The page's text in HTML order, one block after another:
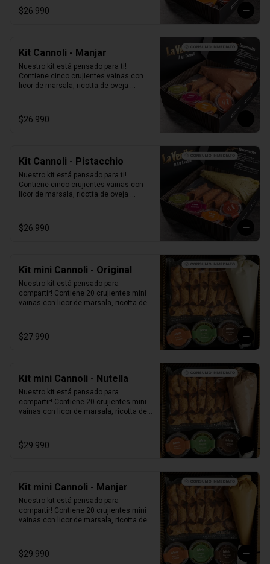
confitada, marrasquino, pistacho y una
exquisita crema de pistacho.
$26.990
Kit Cannoli - Manjar
Nuestro kit está pensado para ti!
Contiene cinco crujientes vainas con
licor de marsala, ricotta de oveja
confitada, marrasquino, pistacho y una
exquisita crema de pistacho.
$26.990
Kit Cannoli - Pistacchio
Nuestro kit está pensado para ti!
Contiene cinco crujientes vainas con
licor de marsala, ricotta de oveja
pistacho, piel de naranja confitada,
marrasquino, pistacho y una exquisita
$26.990
Kit mini Cannoli - Original
Nuestro kit está pensado para
compartir! Contiene 20 crujientes mini
vainas con licor de marsala, ricotta de
marrasquino, pistacho y una exquisita
crema de pistacho.
$27.990
Kit mini Cannoli - Nutella
Nuestro kit está pensado para
compartir! Contiene 20 crujientes mini
vainas con licor de marsala, ricotta de
naranja confitada, marrasquino,
pistacho y una exquisita crema de
$29.990
Kit mini Cannoli - Manjar
Nuestro kit está pensado para
compartir! Contiene 20 crujientes mini
vainas con licor de marsala, ricotta de
naranja confitada, marrasquino,
pistacho y una exquisita crema de
$29.990